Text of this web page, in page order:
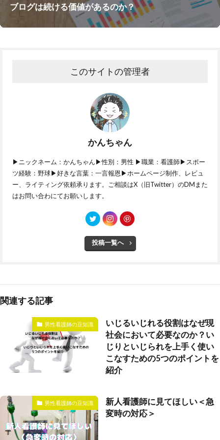
ブログは続ける価値があるのか？
このサイトの管理者
かんちゃん
▶ニックネーム：かんちゃん▶性別：男性 ▶職業：看護師▶スポー
ツ経験：野球▶好きな言葉：一言報恩▶ホームページ制作、レビュ
ー、ライティング依頼承ります。ご相談はX（旧Twitter）のDMまた
はお問い合わにてお願いします。
投稿一覧へ
関連する記事
男性看護師の豆知識
いじるいじれる役割はなぜ現
社会において必要なのか？い
じりといじられを上手く使い
こなすための5つのポイントを
紹介
男性看護師の豆知識
新人看護師に見てほしい＜急
変時の対応＞